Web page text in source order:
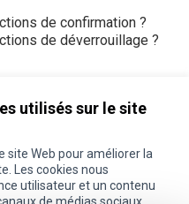
utilisés sur le site
site Web pour améliorer la
Les cookies nous
utilisateur et un contenu
de confirmation ?
de déverrouillage ?